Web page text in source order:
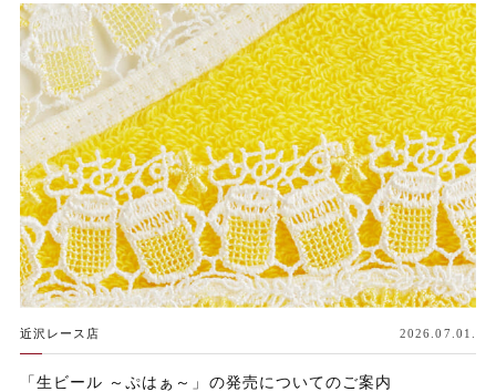
近沢レース店 2026.07.01.
「生ビール ～ぷはぁ～」の発売についてのご案内